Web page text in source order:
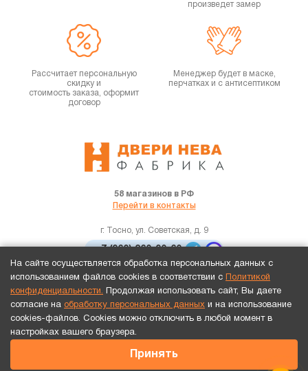
произведет замер
Рассчитает персональную
скидку и
стоимость заказа, оформит
договор
Менеджер будет в маске,
перчатках и с антисептиком
58 магазинов в РФ
Перейти в контакты
г. Тосно, ул. Советская, д. 9
+7 (960) 260-90-60
tosno@dverineva.ru
Каталог Услуги О нас Отзывы Акции Франшиза
Сертификаты
Адреса
Предоставленные на сайте данные имеют
На сайте осуществляется обработка персональных данных с
использованием файлов cookies в соответствии с
Политикой
конфиденциальности. Продолжая использовать сайт, Вы даете
согласие на обработку персональных данных и на использование
cookies-файлов. Cookies можно отключить в любой момент в
настройках вашего браузера.
Принять